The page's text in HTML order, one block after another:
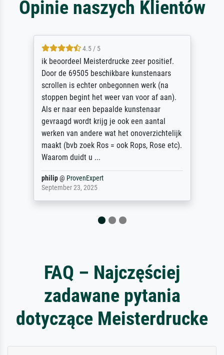
Opinie naszych Klientów
4.5 / 5
ik beoordeel Meisterdrucke zeer positief.
Door de 69505 beschikbare kunstenaars
scrollen is echter onbegonnen werk (na
stoppen begint het weer van voor af aan).
Als er naar een bepaalde kunstenaar
gevraagd wordt krijg je ook een aantal
werken van andere wat het onoverzichtelijk
maakt (bvb zoek Ros = ook Rops, Rose etc).
Waarom duidt u ...
philip@ProvenExpert
September 23, 2025
FAQ – Najczęściej
zadawane pytania
dotyczące Meisterdrucke